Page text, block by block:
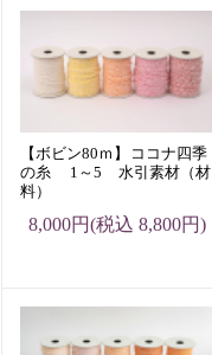
【ボビン80ｍ】ココナ四季
の糸 1～5 水引素材（材
料）
8,000円(税込 8,800円)